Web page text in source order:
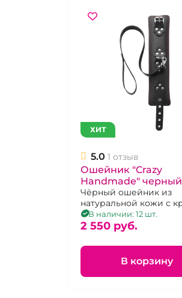
ХИТ
5.0 1 отзыв
Ошейник "Crazy
Handmade"
красной строчкой и
поводком
Чёрный ошейник из
натуральной кожи с
строчкой и поводком.
В наличии: 12 шт.
2 550 pуб.
В корзину